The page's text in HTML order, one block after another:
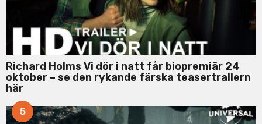
Richard Holms Vi dör i natt får biopremiär 24
oktober – se den rykande färska teasertrailern
här
5